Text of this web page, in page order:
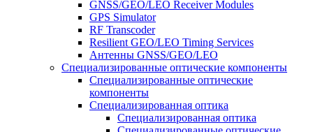
GNSS/GEO/LEO Receiver Modules
GPS Simulator
RF Transcoder
Resilient GEO/LEO Timing Services
Антенны GNSS/GEO/LEO
Специализированные оптические компоненты
Специализированные оптические
компоненты
Специализированная оптика
Специализированная оптика